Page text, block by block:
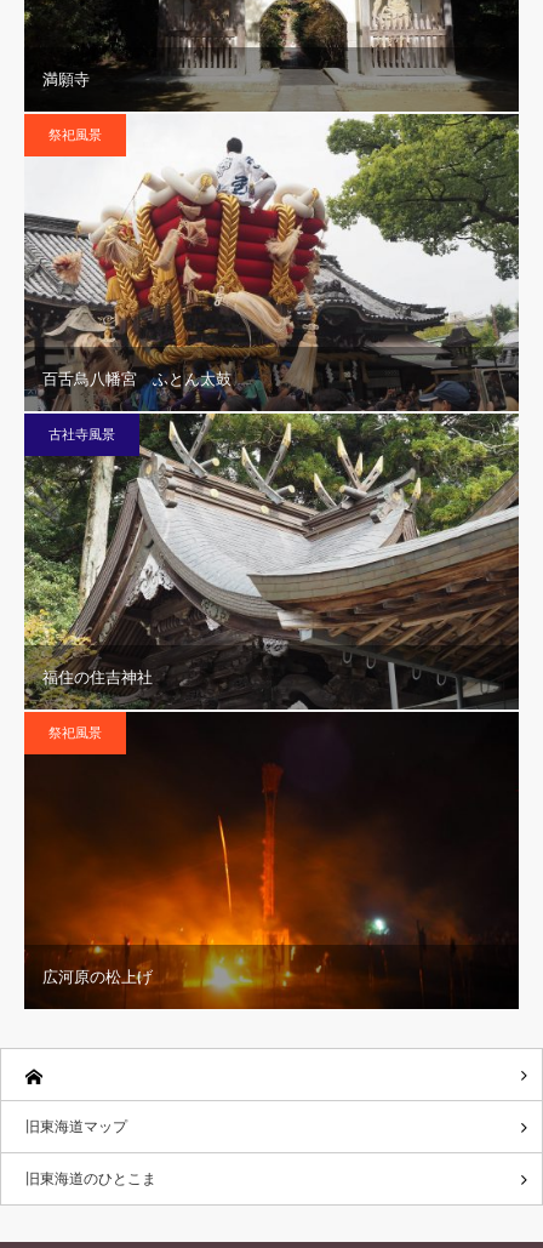
満願寺
祭祀風景
百舌鳥八幡宮 ふとん太鼓
古社寺風景
福住の住吉神社
祭祀風景
広河原の松上げ
旧東海道マップ
旧東海道のひとこま